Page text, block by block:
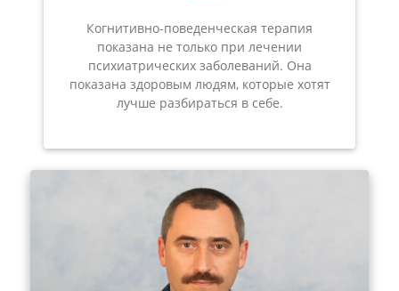
Когнитивно-поведенческая терапия
показана не только при лечении
психиатрических заболеваний. Она
показана здоровым людям, которые хотят
лучше разбираться в себе.